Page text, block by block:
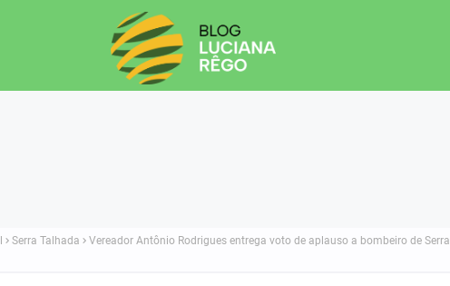
Serra Talhada
Vereador Antônio Rodrigues entrega voto de aplauso a bombeiro de Serra